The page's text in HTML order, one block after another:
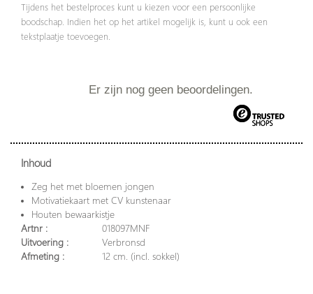
Tijdens het bestelproces kunt u kiezen voor een persoonlijke
boodschap. Indien het op het artikel mogelijk is, kunt u ook een
tekstplaatje toevoegen.
Er zijn nog geen beoordelingen.
Inhoud
Zeg het met bloemen jongen
Motivatiekaart met CV kunstenaar
Houten bewaarkistje
Artnr :
018097MNF
Uitvoering :
Verbronsd
Afmeting :
12 cm. (incl. sokkel)